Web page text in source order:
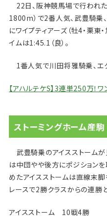
22日、阪神競馬場で行われた
1800m）で2番人気、武豊騎乗
にワイプティアーズ（牡4・栗東
イムは1:45.1（良）。
1番人気で川田将雅騎乗、エ
【アハルテケS】3連単250万！
ストーミングホーム産駒
武豊騎乗のアイスストームが
は中団やや後方にポジション
めたアイスストームは直線末
レースで2勝クラスからの連勝
アイスストーム 10戦4勝